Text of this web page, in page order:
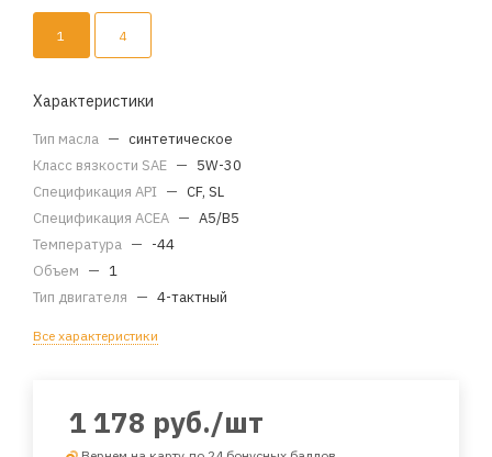
1 4
Характеристики
Тип масла — синтетическое
Класс вязкости SAE — 5W-30
Спецификация API — CF, SL
Спецификация ACEA — A5/B5
Температура — -44
Объем — 1
Тип двигателя — 4-тактный
Все характеристики
1 178 руб./шт